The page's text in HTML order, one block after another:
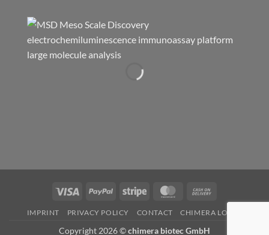
Visa PayPal Stripe MasterCard
Delivery
IMPRINT PRIVACY POLICY CONTACT CHIMERA LOGIN
Copyright 2026 ©chimera biotec GmbH